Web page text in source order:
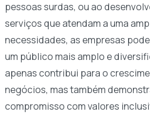
pessoas surdas, ou ao
serviços que atendam a uma
necessidades, as empresas
um público mais amplo e
apenas contribui para o
negócios, mas também
compromisso com valores